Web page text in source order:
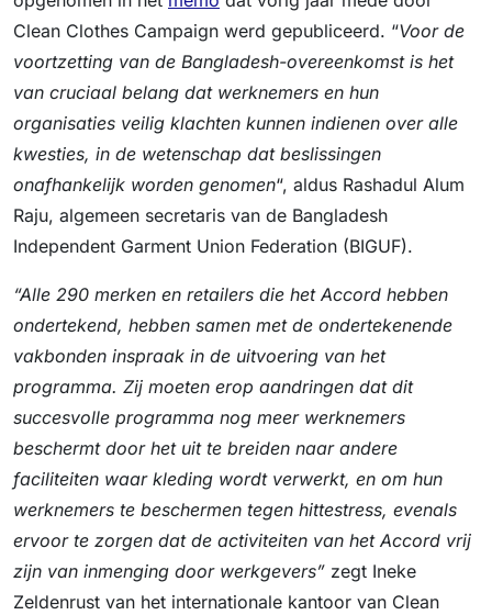
Clean Clothes Campaign werd gepubliceerd. “Voor de
voortzetting van de Bangladesh-overeenkomst is het
van cruciaal belang dat werknemers en hun
organisaties veilig klachten kunnen indienen over alle
kwesties, in de wetenschap dat beslissingen
onafhankelijk worden genomen“, aldus Rashadul Alum
Raju, algemeen secretaris van de Bangladesh
Independent Garment Union Federation (BIGUF).
“Alle 290 merken en retailers die het Accord hebben
ondertekend, hebben samen met de ondertekenende
vakbonden inspraak in de uitvoering van het
programma. Zij moeten erop aandringen dat dit
succesvolle programma nog meer werknemers
beschermt door het uit te breiden naar andere
faciliteiten waar kleding wordt verwerkt, en om hun
werknemers te beschermen tegen hittestress, evenals
ervoor te zorgen dat de activiteiten van het Accord vrij
zijn van inmenging door werkgevers” zegt Ineke
Zeldenrust van het internationale kantoor van Clean